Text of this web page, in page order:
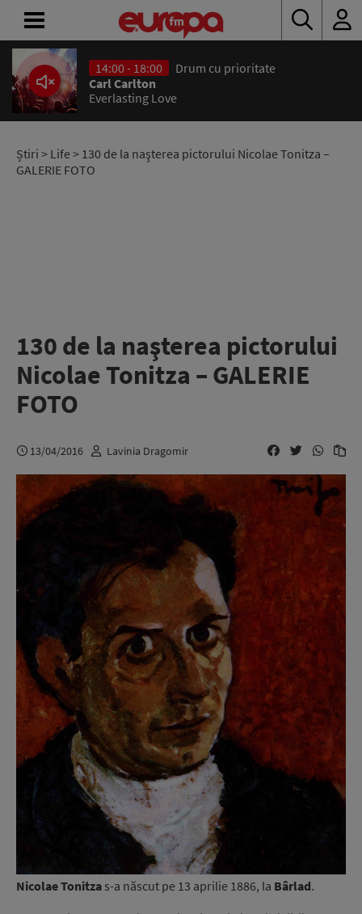
14:00 - 18:00
Drum cu prioritate
Carl Carlton
Everlasting Love
Știri > Life> 130 de la naşterea pictorului Nicolae Tonitza –
GALERIE FOTO
130 de la naşterea pictorului
Nicolae Tonitza – GALERIE
FOTO
13/04/2016 Lavinia Dragomir
Nicolae Tonitza s-a născut pe 13 aprilie 1886, la Bârlad.
ACASĂ
ȘTIRI
RADIO